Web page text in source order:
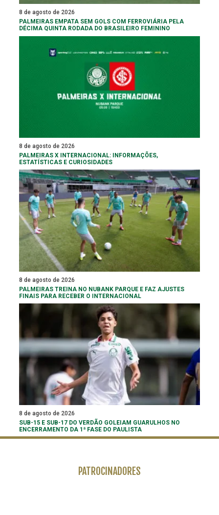
8 de agosto de 2026
PALMEIRAS EMPATA SEM GOLS COM FERROVIÁRIA PELA
DÉCIMA QUINTA RODADA DO BRASILEIRO FEMININO
8 de agosto de 2026
PALMEIRAS X INTERNACIONAL: INFORMAÇÕES,
ESTATÍSTICAS E CURIOSIDADES
8 de agosto de 2026
PALMEIRAS TREINA NO NUBANK PARQUE E FAZ AJUSTES
FINAIS PARA RECEBER O INTERNACIONAL
8 de agosto de 2026
SUB-15 E SUB-17 DO VERDÃO GOLEIAM GUARULHOS NO
ENCERRAMENTO DA 1ª FASE DO PAULISTA
PATROCINADORES